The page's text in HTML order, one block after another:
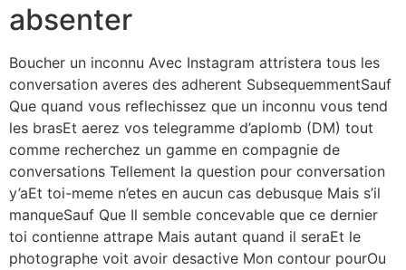
absenter
Boucher un inconnu Avec Instagram attristera tous les
conversation averes des adherent SubsequemmentSauf
Que quand vous reflechissez que un inconnu vous tend
les brasEt aerez vos telegramme d’aplomb (DM) tout
comme recherchez un gamme en compagnie de
conversations Tellement la question pour conversation
y’aEt toi-meme n’etes en aucun cas debusque Mais s’il
manqueSauf Que Il semble concevable que ce dernier
toi contienne attrape Mais autant quand il seraEt le
photographe voit avoir desactive Mon contour pourOu